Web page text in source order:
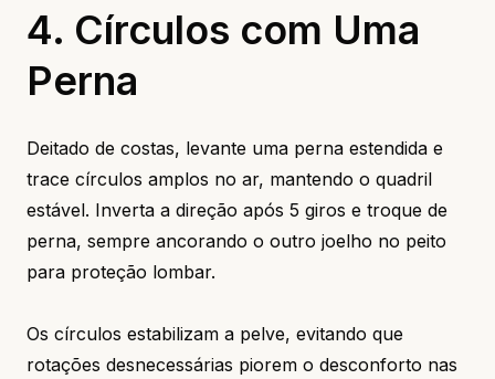
4. Círculos com Uma
Perna
Deitado de costas, levante uma perna estendida e
trace círculos amplos no ar, mantendo o quadril
estável. Inverta a direção após 5 giros e troque de
perna, sempre ancorando o outro joelho no peito
para proteção lombar.
Os círculos estabilizam a pelve, evitando que
rotações desnecessárias piorem o desconforto nas